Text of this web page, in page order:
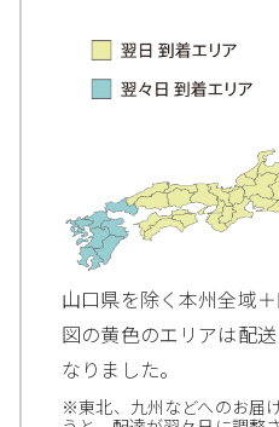
山口県を除く本州全域＋
図の黄色のエリアは配
なりました。
※東北、九州などへのお届